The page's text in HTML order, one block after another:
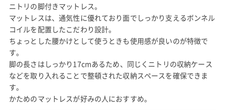
ニトリの脚付きマットレス。
マットレスは、通気性に優れており面でしっかり支えるボンネル
コイルを配置したこだわり設計。
ちょっとした腰かけとして使うときも使用感が良いのが特徴で
す。
脚の長さはしっかり17cmあるため、同じくニトリの収納ケース
などを取り入れることで整頓された収納スペースを確保できま
す。
かためのマットレスが好みの人におすすめ。